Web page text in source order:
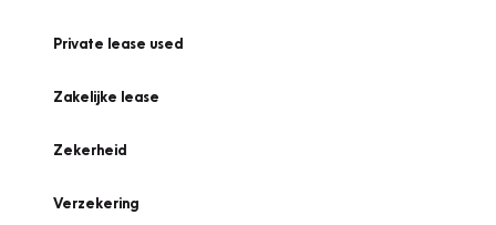
Private lease used
Zakelijke lease
Zekerheid
Verzekering